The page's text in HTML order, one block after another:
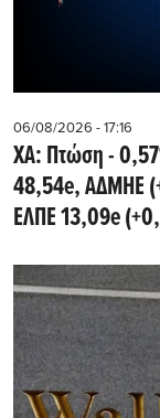
06/08/2026 - 17:16
ΧΑ: Πτώση -
48,54e, ΑΔΜΗΕ
ΕΛΠΕ 13,09e